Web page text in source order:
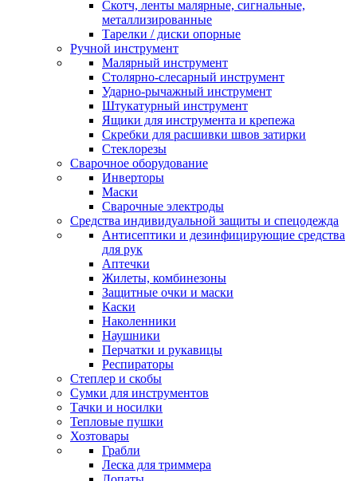
Скотч, ленты малярные, сигнальные,
металлизированные
Тарелки / диски опорные
Ручной инструмент
Малярный инструмент
Столярно-слесарный инструмент
Ударно-рычажный инструмент
Штукатурный инструмент
Ящики для инструмента и крепежа
Скребки для расшивки швов затирки
Стеклорезы
Сварочное оборудование
Инверторы
Маски
Сварочные электроды
Средства индивидуальной защиты и спецодежда
Антисептики и дезинфицирующие средства
для рук
Аптечки
Жилеты, комбинезоны
Защитные очки и маски
Каски
Наколенники
Наушники
Перчатки и рукавицы
Респираторы
Степлер и скобы
Сумки для инструментов
Тачки и носилки
Тепловые пушки
Хозтовары
Грабли
Леска для триммера